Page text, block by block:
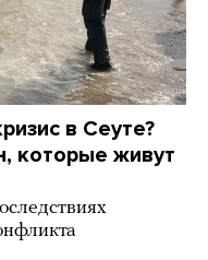
в Сеуте?
которые живут